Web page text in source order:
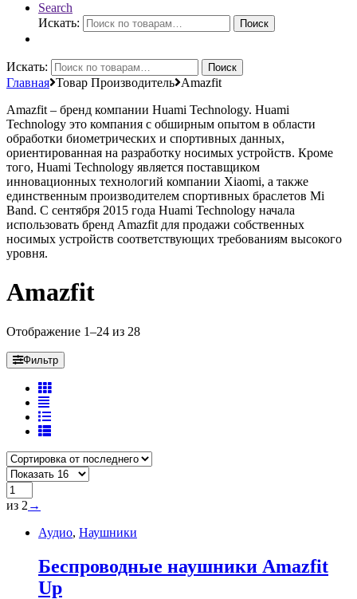
Search
Искать:
Поиск
Искать: Поиск
Главная Товар Производитель Amazfit
Amazfit – бренд компании Huami Technology. Huami
Technology это компания с обширным опытом в области
обработки биометрических и спортивных данных,
ориентированная на разработку носимых устройств. Кроме
того, Huami Technology является поставщиком
инновационных технологий компании Xiaomi, а также
единственным производителем спортивных браслетов Mi
Band. С сентября 2015 года Huami Technology начала
использовать бренд Amazfit для продажи собственных
носимых устройств соответствующих требованиям высокого
уровня.
Amazfit
Отображение 1–24 из 28
Фильтр
из 2 →
Аудио, Наушники
Беспроводные наушники Amazfit
Up